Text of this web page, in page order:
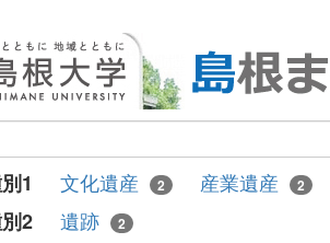
1 文化遺産 2 産業遺産 2
2 遺跡 2